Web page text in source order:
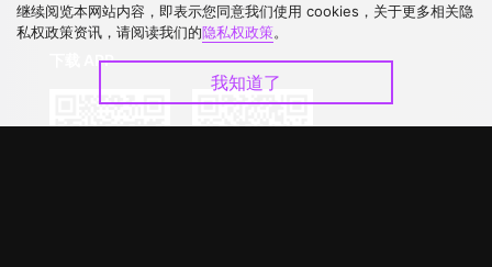
下载 APP
继续阅览本网站内容，即表示您同意我们使用 cookies，关于更多相关隐
私权政策资讯，请阅读我们的隐私权政策。
我知道了